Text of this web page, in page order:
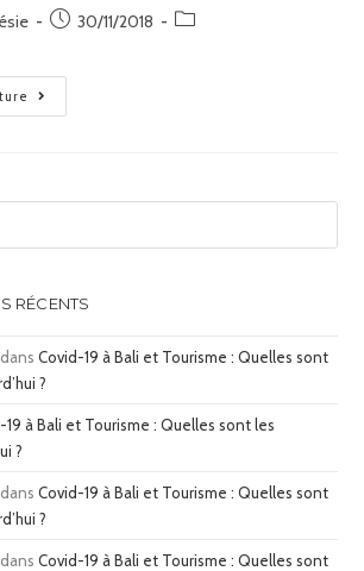
30/11/2018
RÉCENTS
dansCovid-19 à Bali et Tourisme : Quelles sont
?
19 à Bali et Tourisme : Quelles sont les
?
dansCovid-19 à Bali et Tourisme : Quelles sont
?
dansCovid-19 à Bali et Tourisme : Quelles sont